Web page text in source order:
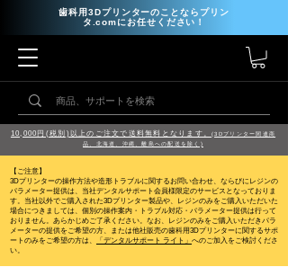
歯科用3Dプリンターのことならプリン
タ.comにお任せください！
10,000円(税別)以上のご注文で送料無料となります。(3Dプリンター関連商
品、北海道、沖縄、離島への配送を除く)
【ご注意】
3Dプリンターの操作方法や造形トラブルに関するお問い合わせ、ならびにレジンの
パラメーター提供は、当社デンタルサポート会員様限定のサービスとなっておりま
す。当社以外でご購入された3Dプリンター製品や、レジンのみをご購入いただいた
場合につきましては、個別の操作案内・トラブル対応・パラメーター提供は行って
おりません。
あらかじめご了承ください。なお、レジンのみをご購入いただきパラ
メーターの提供をご希望の方、または他社販売の歯科用3Dプリンターに関するサポ
ートのみをご希望の方は、
「デンタルサポート ライト」 へのご加入をご検討くださ
い。